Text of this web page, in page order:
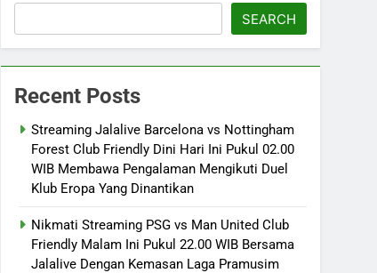
SEARCH
Recent Posts
Streaming Jalalive Barcelona vs Nottingham
Forest Club Friendly Dini Hari Ini Pukul 02.00
WIB Membawa Pengalaman Mengikuti Duel
Klub Eropa Yang Dinantikan
Nikmati Streaming PSG vs Man United Club
Friendly Malam Ini Pukul 22.00 WIB Bersama
Jalalive Dengan Kemasan Laga Pramusim